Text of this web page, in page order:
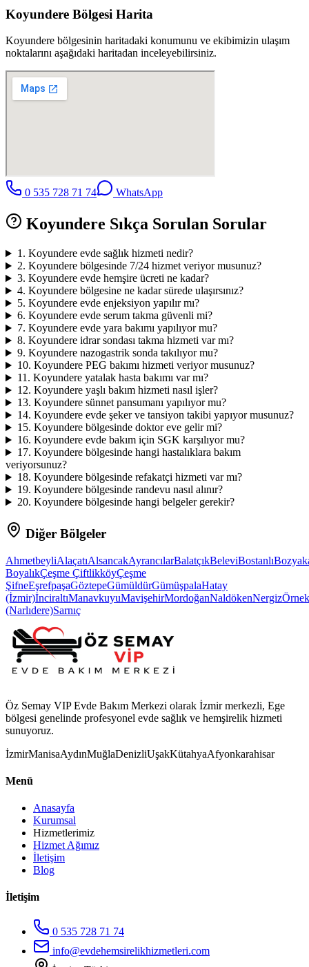
Koyundere Bölgesi Harita
Koyundere bölgesinin haritadaki konumunu ve ekibimizin ulaşım
noktalarını aşağıdaki haritadan inceleyebilirsiniz.
0 535 728 71 74 WhatsApp
Koyundere Sıkça Sorulan Sorular
1 . Koyundere evde sağlık hizmeti nedir?
2. Koyundere bölgesinde 7/24 hizmet veriyor musunuz?
3. Koyundere evde hemşire ücreti ne kadar?
4. Koyundere bölgesine ne kadar sürede ulaşırsınız?
5. Koyundere evde enjeksiyon yapılır mı?
6. Koyundere evde serum takma güvenli mi?
7. Koyundere evde yara bakımı yapılıyor mu?
8. Koyundere idrar sondası takma hizmeti var mı?
9. Koyundere nazogastrik sonda takılıyor mu?
10. Koyundere PEG bakımı hizmeti veriyor musunuz?
11 . Koyundere yatalak hasta bakımı var mı?
12. Koyundere yaşlı bakım hizmeti nasıl işler?
13. Koyundere sünnet pansumanı yapılıyor mu?
14. Koyundere evde şeker ve tansiyon takibi yapıyor musunuz?
15. Koyundere bölgesinde doktor eve gelir mi?
16. Koyundere evde bakım için SGK karşılıyor mu?
17. Koyundere bölgesinde hangi hastalıklara bakım
veriyorsunuz?
18. Koyundere bölgesinde refakatçi hizmeti var mı?
19. Koyundere bölgesinde randevu nasıl alınır?
20. Koyundere bölgesinde hangi belgeler gerekir?
Diğer Bölgeler
AhmetbeyliAlaçatıAlsancakAyrancılarBalatçıkBeleviBostanlı
BoyalıkÇeşme ÇiftlikköyÇeşme
ŞifneEşrefpaşaGöztepeGümüldürGümüşpalaHatay
(İzmir)İnciraltıManavkuyuMavişehirMordoğanNaldökenNergiz
(Narlıdere)Sarnıç
Öz Semay VIP Evde Bakım Merkezi olarak İzmir merkezli, Ege
bölgesi genelinde profesyonel evde sağlık ve hemşirelik hizmeti
sunuyoruz.
İzmirManisaAydınMuğlaDenizliUşakKütahyaAfyonkarahisar
Menü
Anasayfa
Kurumsal
Hizmetlerimiz
Hizmet Ağımız
İletişim
Blog
İletişim
0 535 728 71 74
info@evdehemsirelikhizmetleri.com